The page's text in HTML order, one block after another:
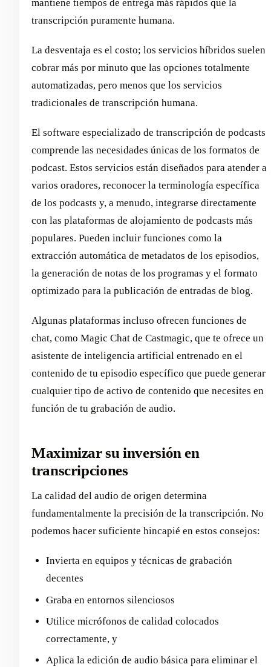
mantiene tiempos de entrega más rápidos que la
transcripción puramente humana.
La desventaja es el costo; los servicios híbridos suelen
cobrar más por minuto que las opciones totalmente
automatizadas, pero menos que los servicios
tradicionales de transcripción humana.
El software especializado de transcripción de podcasts
comprende las necesidades únicas de los formatos de
podcast. Estos servicios están diseñados para atender a
varios oradores, reconocer la terminología específica
de los podcasts y, a menudo, integrarse directamente
con las plataformas de alojamiento de podcasts más
populares. Pueden incluir funciones como la
extracción automática de metadatos de los episodios,
la generación de notas de los programas y el formato
optimizado para la publicación de entradas de blog.
Algunas plataformas incluso ofrecen funciones de
chat, como Magic Chat de Castmagic, que te ofrece un
asistente de inteligencia artificial entrenado en el
contenido de tu episodio específico que puede generar
cualquier tipo de activo de contenido que necesites en
función de tu grabación de audio.
Maximizar su inversión en
transcripciones
La calidad del audio de origen determina
fundamentalmente la precisión de la transcripción. No
podemos hacer suficiente hincapié en estos consejos:
Invierta en equipos y técnicas de grabación
decentes
Graba en entornos silenciosos
Utilice micrófonos de calidad colocados
correctamente, y
Aplica la edición de audio básica para eliminar el